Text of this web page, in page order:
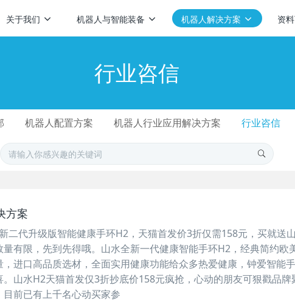
关于我们 机器人与智能装备 机器人解决方案 资
行业咨信
机器人配置方案 机器人行业应用解决方案 行业咨信
方案
二代升级版智能健康手环H2，天猫首发价3折仅需158元，买就送山
有限，先到先得哦。山水全新一代健康智能手环H2，经典简约欧
进口高品质选材，全面实用健康功能给众多热爱健康，钟爱智能手
山水H2天猫首发仅3折抄底价158元疯抢，心动的朋友可狠戳品牌
前已有上千名心动买家参